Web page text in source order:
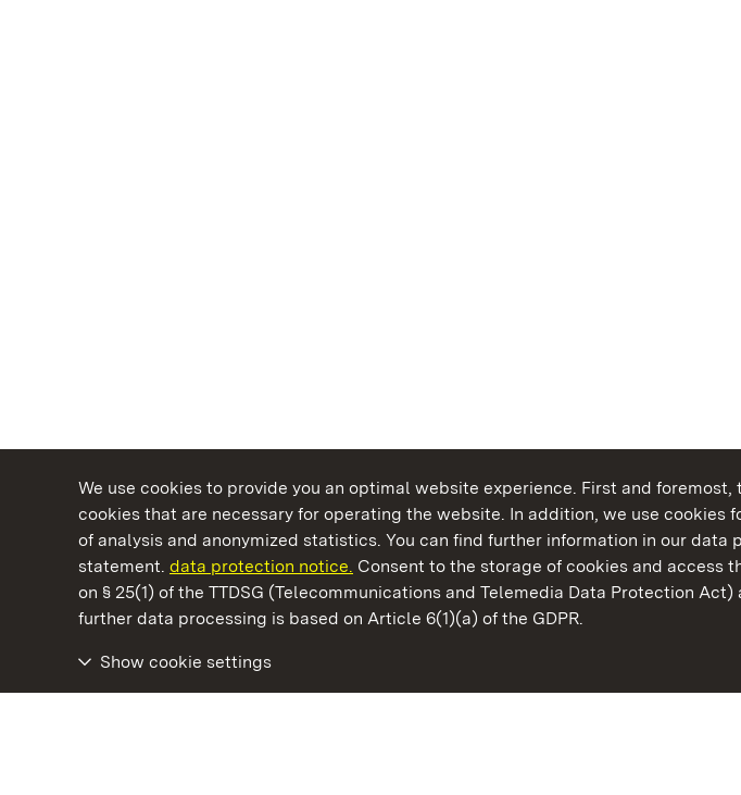
We use cookies to provide you an optimal website experience. First and foremost,
cookies that are necessary for operating the website. In addition, we use cookies
of analysis and anonymized statistics. You can find further information in our data
statement. data protection notice. Consent to the storage of cookies and access
on § 25(1) of the TTDSG (Telecommunications and Telemedia Data Protection
further data processing is based on Article 6(1)(a) of the GDPR.
Show cookie settings
State Palaces and Gardens of Baden-Wuerttemberg